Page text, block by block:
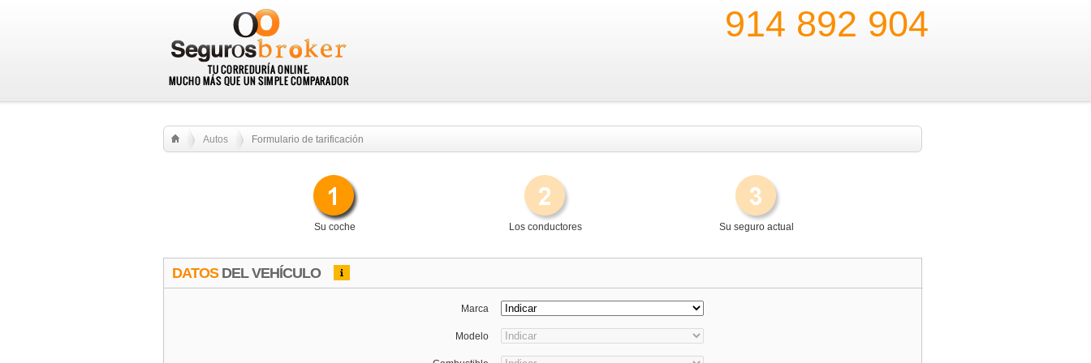
914 892 904
Autos Formulario de tarificación
Su coche Los conductores Su seguro actual
DATOSDEL VEHÍCULO
Marca
Modelo